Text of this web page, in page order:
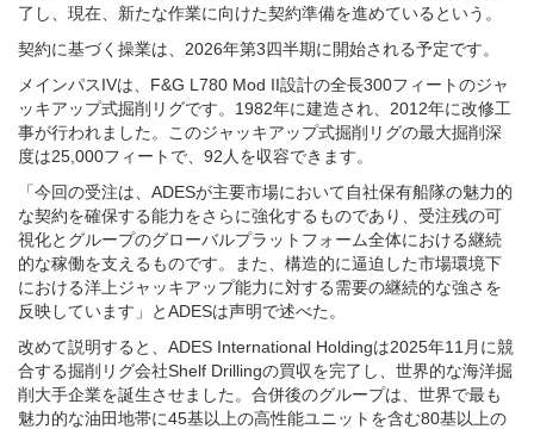
了し、現在、新たな作業に向けた契約準備を進めているという。
契約に基づく操業は、2026年第3四半期に開始される予定です。
メインパスIVは、F&G L780 Mod II設計の全長300フィートのジャ
ッキアップ式掘削リグです。1982年に建造され、2012年に改修工
事が行われました。このジャッキアップ式掘削リグの最大掘削深
度は25,000フィートで、92人を収容できます。
「今回の受注は、ADESが主要市場において自社保有船隊の魅力的
な契約を確保する能力をさらに強化するものであり、受注残の可
視化とグループのグローバルプラットフォーム全体における継続
的な稼働を支えるものです。また、構造的に逼迫した市場環境下
における洋上ジャッキアップ能力に対する需要の継続的な強さを
反映しています」とADESは声明で述べた。
改めて説明すると、ADES International Holdingは2025年11月に競
合する掘削リグ会社Shelf Drillingの買収を完了し、世界的な海洋掘
削大手企業を誕生させました。合併後のグループは、世界で最も
魅力的な油田地帯に45基以上の高性能ユニットを含む80基以上の